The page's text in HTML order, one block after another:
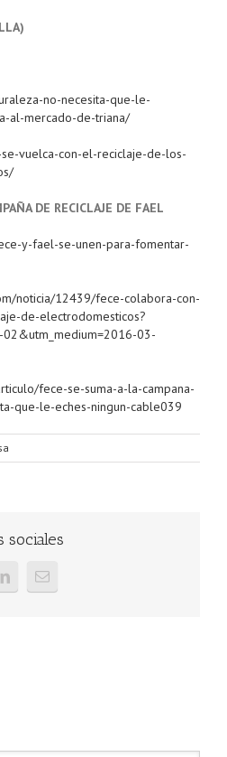
no-necesita-que-le-
al-mercado-de-triana/
vuelca-con-el-reciclaje-de-los-
DE RECICLAJE DE FAEL
y-fael-se-unen-para-fomentar-
noticia/12439/fece-colabora-con-
de-electrodomesticos?
02&utm_medium=2016-03-
fece-se-suma-a-la-campana-
que-le-eches-ningun-cable039
sociales